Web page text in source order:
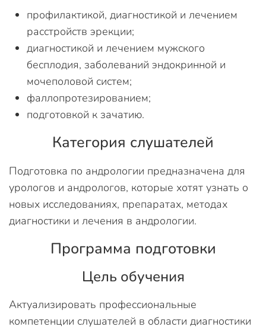
профилактикой, диагностикой и лечением
расстройств эрекции;
диагностикой и лечением мужского
бесплодия, заболеваний эндокринной и
мочеполовой систем;
фаллопротезированием;
подготовкой к зачатию.
Категория слушателей
Подготовка по андрологии предназначена для
урологов и андрологов, которые хотят узнать о
новых исследованиях, препаратах, методах
диагностики и лечения в андрологии.
Программа подготовки
Цель обучения
Актуализировать профессиональные
компетенции слушателей в области диагностики